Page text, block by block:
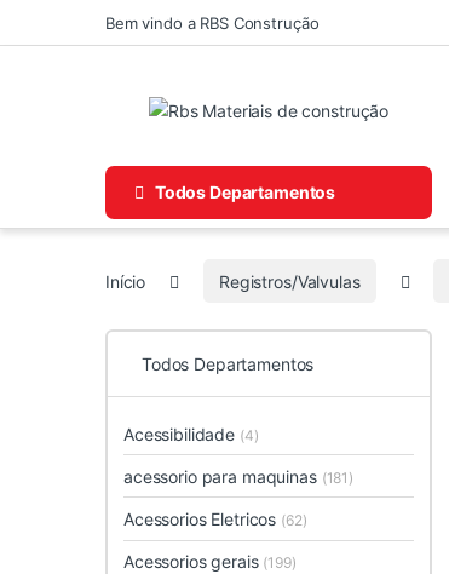
Skip to navigation
Skip to contentBem vindo a RBS Construção
Todos Departamentos
Início Registros/Valvulas
Todos Departamentos
Acessibilidade (4)
acessorio para maquinas (181)
Acessorios Eletricos (62)
Acessorios gerais (199)